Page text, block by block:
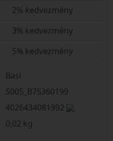
2% kedvezmény
3% kedvezmény
5% kedvezmény
Basi
S005_B75360199
4026434081992
0,02 kg